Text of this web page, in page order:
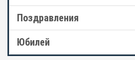
Поздравления
Юбилей